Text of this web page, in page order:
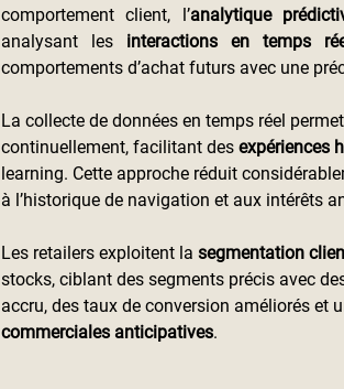
comportement client, l’analytique
analysant les interactions en temps
comportements d’achat futurs avec une
La collecte de données en temps réel
continuellement, facilitant des expériences
learning. Cette approche réduit
à l’historique de navigation et aux intérêts
Les retailers exploitent la segmentation
stocks, ciblant des segments précis avec
accru, des taux de conversion améliorés et
commerciales anticipatives.